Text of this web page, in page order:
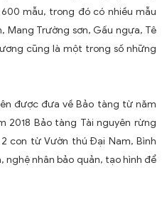
mẫu, trong đó có nhiều mẫu
Mang Trường sơn, Gấu ngựa, Tê
cũng là một trong số những
được đưa về Bảo tàng từ năm
2018 Bảo tàng Tài nguyên rừng
con từ Vườn thú Đại Nam, Bình
nghệ nhân bảo quản, tạo hình để